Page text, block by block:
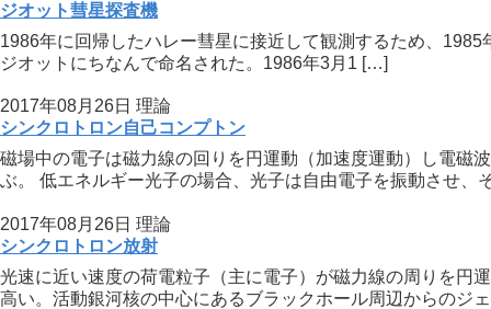
ジオット彗星探査機
1986年に回帰したハレー彗星に接近して観測するため、
ジオットにちなんで命名された。1986年3月1 […]
2017年08月26日 理論
シンクロトロン自己コンプトン
磁場中の電子は磁力線の回りを円運動（加速度運動）し電磁
ぶ。 低エネルギー光子の場合、光子は自由電子を振動させ、
2017年08月26日 理論
シンクロトロン放射
光速に近い速度の荷電粒子（主に電子）が磁力線の周りを円
高い。活動銀河核の中心にあるブラックホール周辺からのジ